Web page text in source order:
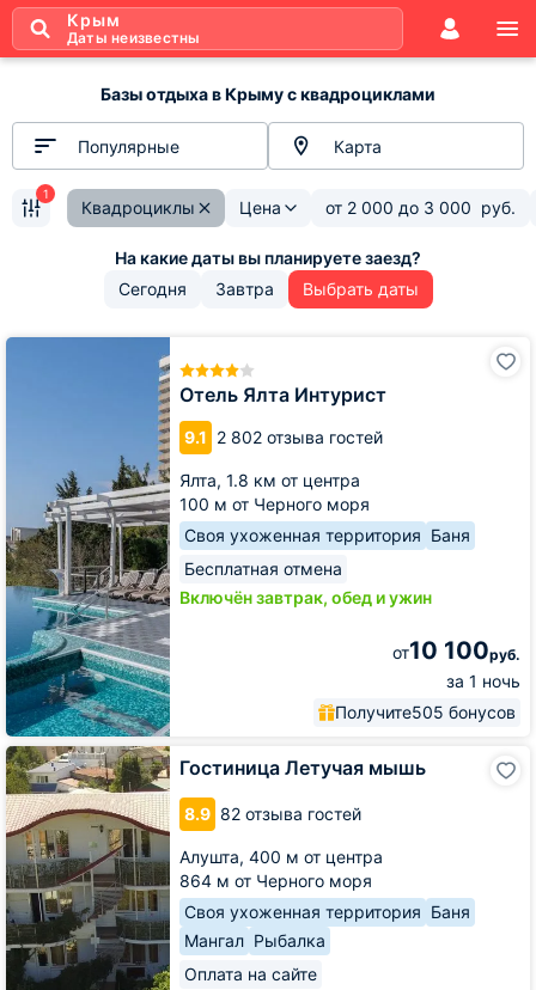
Крым
Даты неизвестны
Базы отдыха в Крыму с квадроциклами
Популярные Карта
Квадроциклы Цена от 2 000 до 3 000 руб.
1
Сегодня Завтра Выбрать даты
Отель Ялта Интурист
9.1 2 802 отзыва гостей
Ялта, 1.8 км от центра
100 м от Черного моря
Своя ухоженная территория Баня
Бесплатная отмена
Включён завтрак, обед и ужин
от10 100руб.
за 1 ночь
Получите505 бонусов
Отель
Гостиница Летучая мышь
8.9 82 отзыва гостей
Алушта, 400 м от центра
864 м от Черного моря
Своя ухоженная территория Баня
Мангал Рыбалка
Оплата на сайте
Гостиница
Летучая
мышь